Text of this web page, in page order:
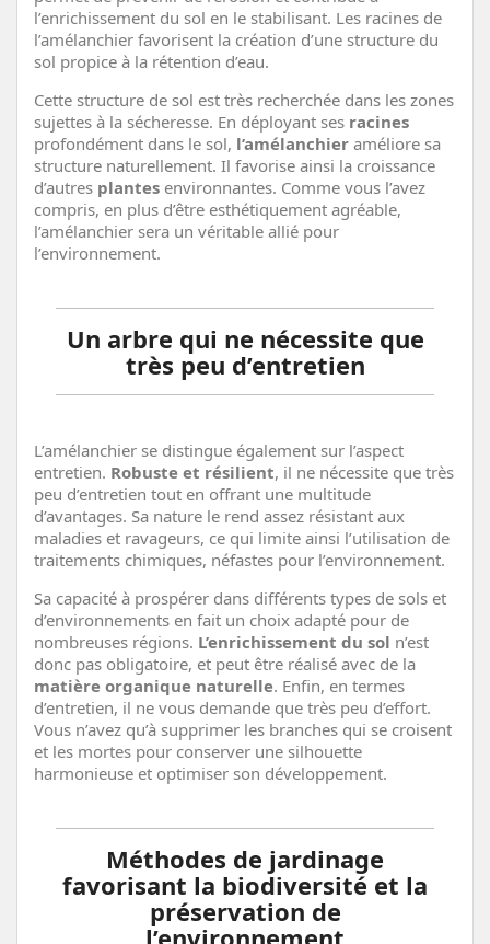
l’enrichissement du sol en le stabilisant. Les racines de
l’amélanchier favorisent la création d’une structure du
sol propice à la rétention d’eau.
Cette structure de sol est très recherchée dans les zones
sujettes à la sécheresse. En déployant ses racines
profondément dans le sol, l’amélanchier améliore sa
structure naturellement. Il favorise ainsi la croissance
d’autres plantes environnantes. Comme vous l’avez
compris, en plus d’être esthétiquement agréable,
l’amélanchier sera un véritable allié pour
l’environnement.
Un arbre qui ne nécessite que
très peu d’entretien
L’amélanchier se distingue également sur l’aspect
entretien. Robuste et résilient, il ne nécessite que très
peu d’entretien tout en offrant une multitude
d’avantages. Sa nature le rend assez résistant aux
maladies et ravageurs, ce qui limite ainsi l’utilisation de
traitements chimiques, néfastes pour l’environnement.
Sa capacité à prospérer dans différents types de sols et
d’environnements en fait un choix adapté pour de
nombreuses régions. L’enrichissement du sol n’est
donc pas obligatoire, et peut être réalisé avec de la
matière organique naturelle. Enfin, en termes
d’entretien, il ne vous demande que très peu d’effort.
Vous n’avez qu’à supprimer les branches qui se croisent
et les mortes pour conserver une silhouette
harmonieuse et optimiser son développement.
Méthodes de jardinage
favorisant la biodiversité et la
préservation de
l’environnement